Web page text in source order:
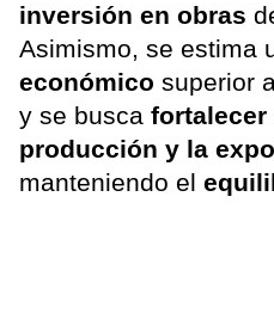
inversión en obras
Asimismo, se estima
económico superior
y se busca fortalecer
producción y la
manteniendo el